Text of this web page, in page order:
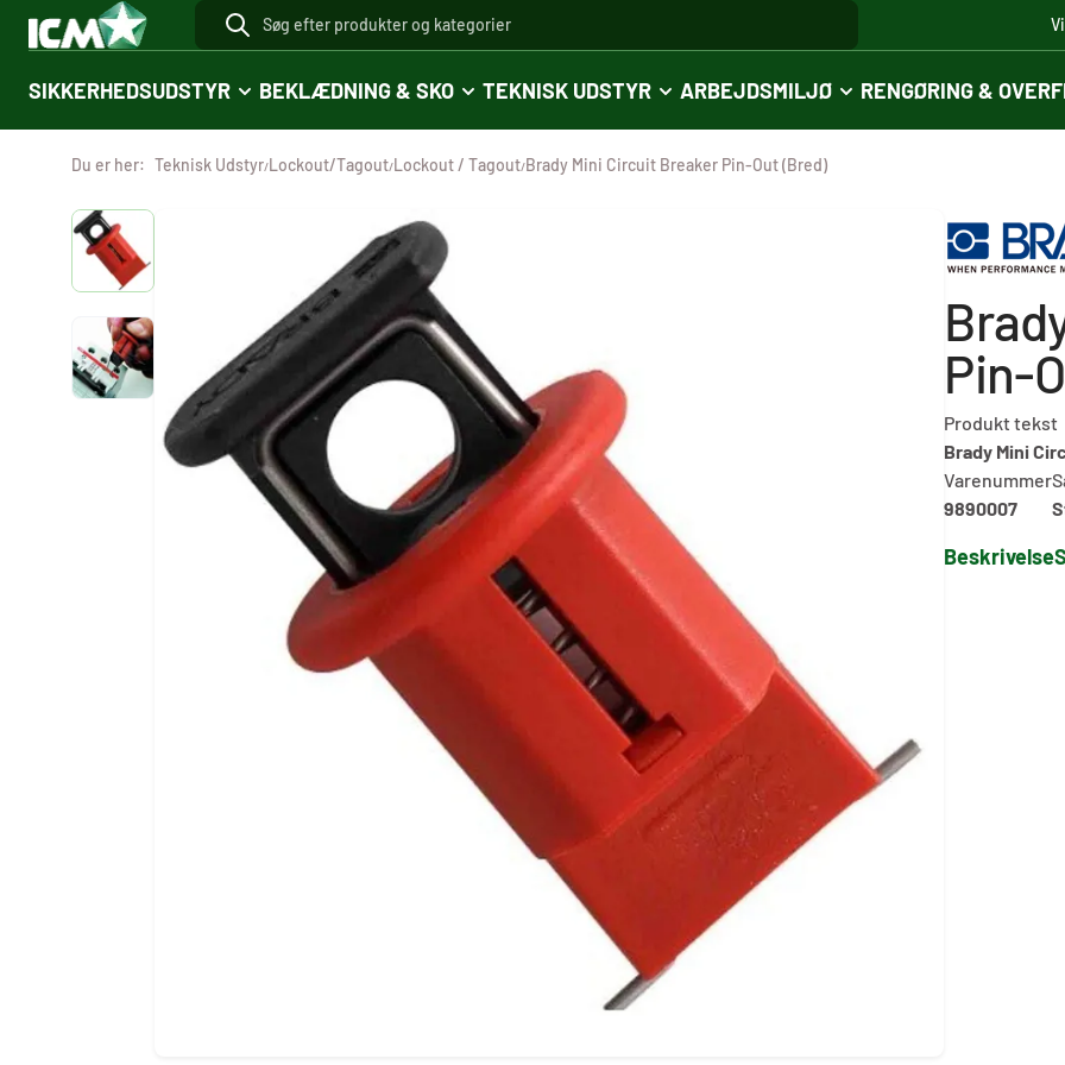
SIKKERHEDSUDSTYR BEKLÆDNING & SKO TEKNISK UDSTYR ARBEJDSMILJØ RENGØRING &
Du er her: Teknisk Udstyr/Lockout/Tagout/Lockout / Tagout/Brady Mini Circuit Breaker Pin-Out (Bred)
Pin-
Produkt tekst
Brady Mini
Varenummer
9890007
Beskrivelse